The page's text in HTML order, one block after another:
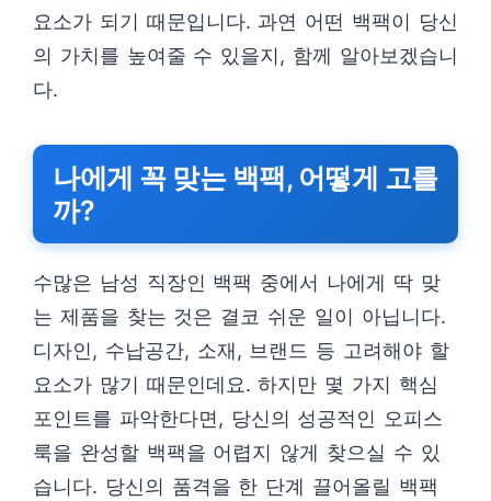
요소가 되기 때문입니다. 과연 어떤 백팩이 당신
의 가치를 높여줄 수 있을지, 함께 알아보겠습니
다.
나에게 꼭 맞는 백팩, 어떻게 고를
까?
수많은 남성 직장인 백팩 중에서 나에게 딱 맞
는 제품을 찾는 것은 결코 쉬운 일이 아닙니다.
디자인, 수납공간, 소재, 브랜드 등 고려해야 할
요소가 많기 때문인데요. 하지만 몇 가지 핵심
포인트를 파악한다면, 당신의 성공적인 오피스
룩을 완성할 백팩을 어렵지 않게 찾으실 수 있
습니다. 당신의 품격을 한 단계 끌어올릴 백팩